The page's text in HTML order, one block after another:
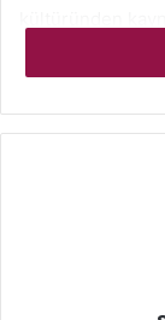
diyebiliriz.
kalmayıp aynı
tarafından da
Etnik
Farklı uluslara